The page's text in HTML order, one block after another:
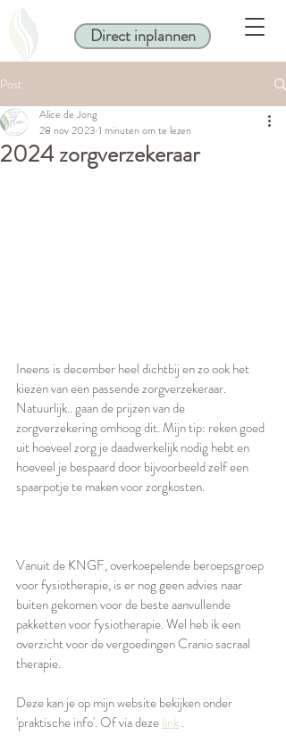
Direct inplannen
Post
2024 zorgverzekeraar
Alice de Jong
28 nov 2023 1 minuten om te lezen
Ineens is december heel dichtbij en zo ook het
kiezen van een passende zorgverzekeraar.
Natuurlijk.. gaan de prijzen van de
zorgverzekering omhoog dit. Mijn tip: reken goed
uit hoeveel zorg je daadwerkelijk nodig hebt en
hoeveel je bespaard door bijvoorbeeld zelf een
spaarpotje te maken voor zorgkosten.
Vanuit de KNGF, overkoepelende beroepsgroep
voor fysiotherapie, is er nog geen advies naar
buiten gekomen voor de beste aanvullende
pakketten voor fysiotherapie. Wel heb ik een
overzicht voor de vergoedingen Cranio sacraal
therapie.
Deze kan je op mijn website bekijken onder
'praktische info'. Of via deze link .